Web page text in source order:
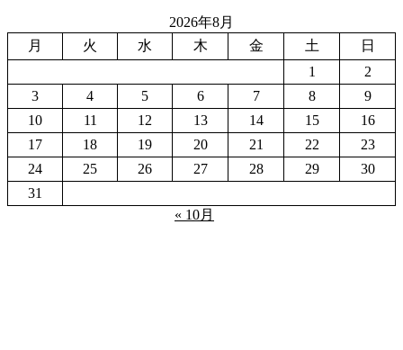
2026年8月
月
火 水 木 金 土
日
1
2
3
4 5 6 7 8
9
10
11 12 13 14 15
16
17
18 19 20 21 22
23
24
25 26 27 28 29
30
31
« 10月